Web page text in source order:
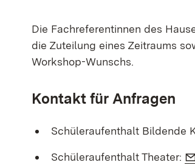
Die Fachreferentinnen des
die Zuteilung eines Zeitraums
Workshop-Wunschs.
Kontakt für Anfragen
Schüleraufenthalt Bildende
Schüleraufenthalt Theater: